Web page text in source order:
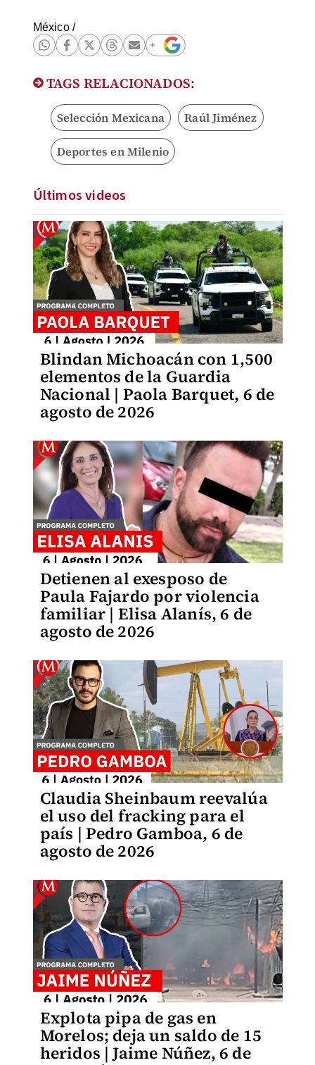
México/
TAGS RELACIONADOS:
Selección Mexicana Raúl Jiménez
Deportes en Milenio
Últimos videos
Blindan Michoacán con 1,500
elementos de la Guardia
Nacional | Paola Barquet, 6 de
agosto de 2026
Detienen al exesposo de
Paula Fajardo por violencia
familiar | Elisa Alanís, 6 de
agosto de 2026
Claudia Sheinbaum reevalúa
el uso del fracking para el
país | Pedro Gamboa, 6 de
agosto de 2026
Explota pipa de gas en
Morelos; deja un saldo de 15
heridos | Jaime Núñez, 6 de